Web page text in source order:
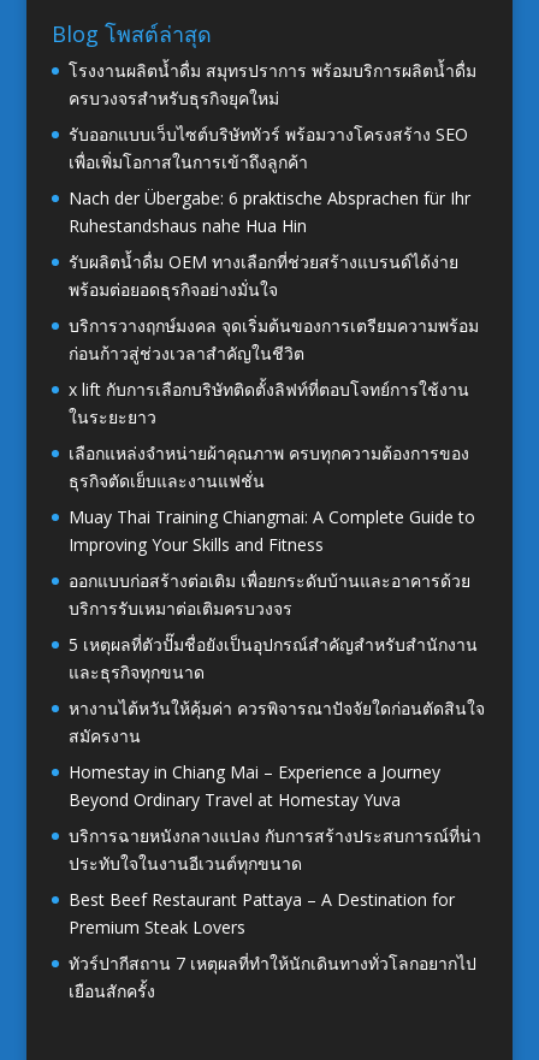
Blog โพสต์ล่าสุด
โรงงานผลิตน้ำดื่ม สมุทรปราการ พร้อมบริการผลิตน้ำดื่ม
ครบวงจรสำหรับธุรกิจยุคใหม่
รับออกแบบเว็บไซต์บริษัททัวร์ พร้อมวางโครงสร้าง SEO
เพื่อเพิ่มโอกาสในการเข้าถึงลูกค้า
Nach der Übergabe: 6 praktische Absprachen für Ihr
Ruhestandshaus nahe Hua Hin
รับผลิตน้ำดื่ม OEM ทางเลือกที่ช่วยสร้างแบรนด์ได้ง่าย
พร้อมต่อยอดธุรกิจอย่างมั่นใจ
บริการวางฤกษ์มงคล จุดเริ่มต้นของการเตรียมความพร้อม
ก่อนก้าวสู่ช่วงเวลาสำคัญในชีวิต
x lift กับการเลือกบริษัทติดตั้งลิฟท์ที่ตอบโจทย์การใช้งาน
ในระยะยาว
เลือกแหล่งจำหน่ายผ้าคุณภาพ ครบทุกความต้องการของ
ธุรกิจตัดเย็บและงานแฟชั่น
Muay Thai Training Chiangmai: A Complete Guide to
Improving Your Skills and Fitness
ออกแบบก่อสร้างต่อเติม เพื่อยกระดับบ้านและอาคารด้วย
บริการรับเหมาต่อเติมครบวงจร
5 เหตุผลที่ตัวปั๊มชื่อยังเป็นอุปกรณ์สำคัญสำหรับสำนักงาน
และธุรกิจทุกขนาด
หางานไต้หวันให้คุ้มค่า ควรพิจารณาปัจจัยใดก่อนตัดสินใจ
สมัครงาน
Homestay in Chiang Mai – Experience a Journey
Beyond Ordinary Travel at Homestay Yuva
บริการฉายหนังกลางแปลง กับการสร้างประสบการณ์ที่น่า
ประทับใจในงานอีเวนต์ทุกขนาด
Best Beef Restaurant Pattaya – A Destination for
Premium Steak Lovers
ทัวร์ปากีสถาน 7 เหตุผลที่ทำให้นักเดินทางทั่วโลกอยากไป
เยือนสักครั้ง